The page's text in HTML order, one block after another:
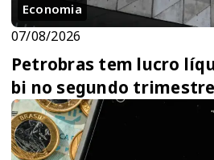
Economia
07/08/2026
Petrobras tem lucro
bi no segundo trimestre